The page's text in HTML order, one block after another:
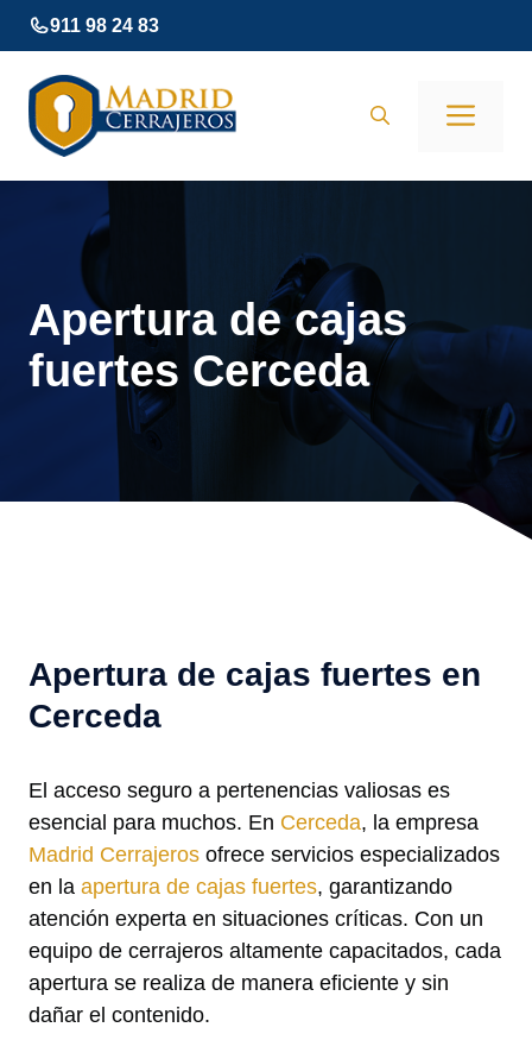
Saltar
al
contenido
911 98 24 83
Apertura de cajas
fuertes Cerceda
Apertura de cajas fuertes en
Cerceda
El acceso seguro a pertenencias valiosas es
esencial para muchos. En Cerceda, la empresa
Madrid Cerrajeros ofrece servicios especializados
en la apertura de cajas fuertes, garantizando
atención experta en situaciones críticas. Con un
equipo de cerrajeros altamente capacitados, cada
apertura se realiza de manera eficiente y sin
dañar el contenido.